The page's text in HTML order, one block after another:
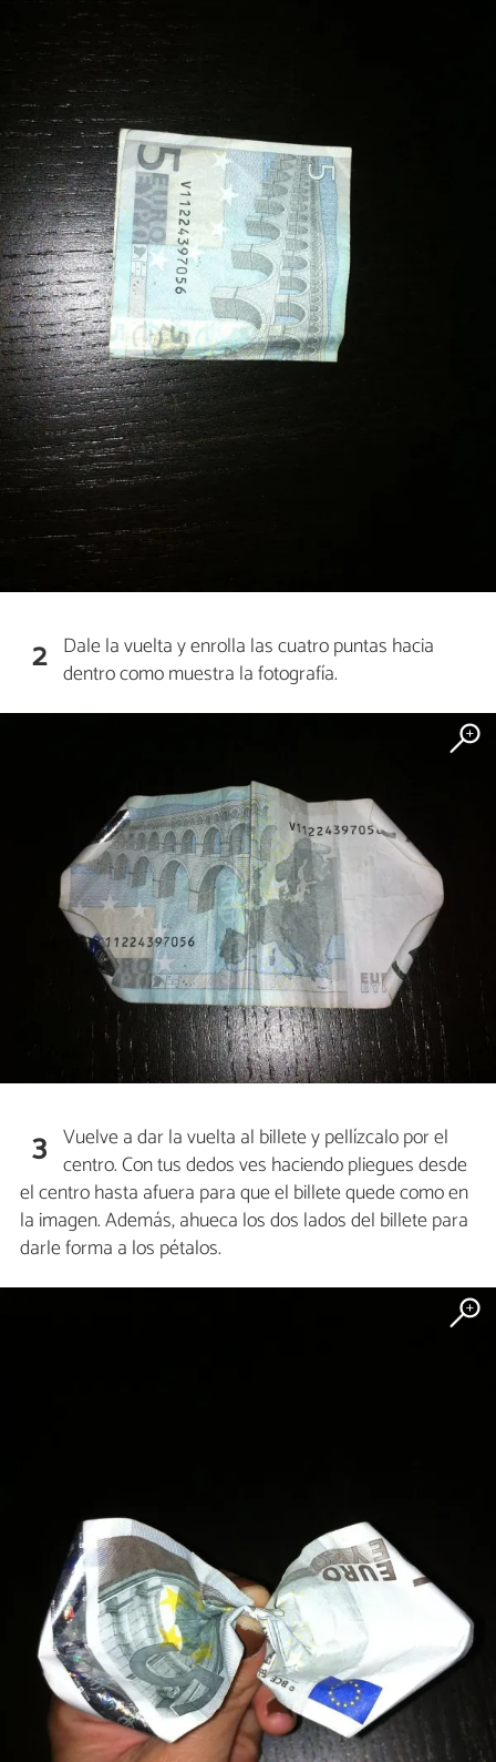
2 Dale la vuelta y enrolla las cuatro puntas hacia
dentro como muestra la fotografía.
3 Vuelve a dar la vuelta al billete y pellízcalo por el
centro. Con tus dedos ves haciendo pliegues desde
el centro hasta afuera para que el billete quede como en
la imagen. Además, ahueca los dos lados del billete para
darle forma a los pétalos.